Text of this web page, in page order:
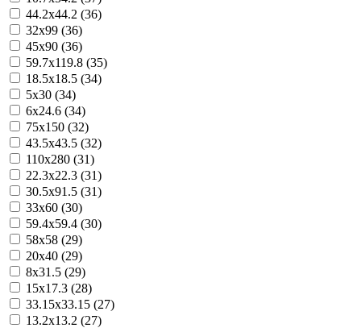
44.2x44.2 (36)
32x99 (36)
45x90 (36)
59.7x119.8 (35)
18.5x18.5 (34)
5x30 (34)
6x24.6 (34)
75x150 (32)
43.5x43.5 (32)
110x280 (31)
22.3x22.3 (31)
30.5x91.5 (31)
33x60 (30)
59.4x59.4 (30)
58x58 (29)
20x40 (29)
8x31.5 (29)
15x17.3 (28)
33.15x33.15 (27)
13.2x13.2 (27)